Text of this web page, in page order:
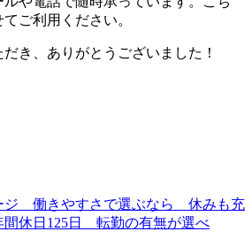
ご利用ください。
き、ありがとうございました！